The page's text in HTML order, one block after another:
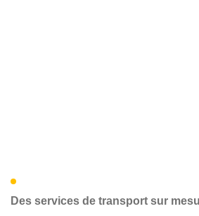
Des services de transport sur